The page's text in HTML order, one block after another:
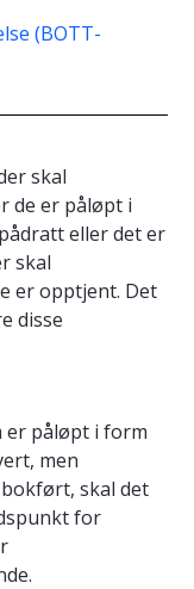
(BOTT-
skal
de er påløpt i
eller det er
skal
er opptjent. Det
disse
er påløpt i form
men
skal det
for